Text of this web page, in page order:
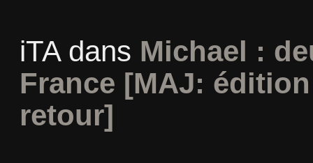
iTAdans Michael :
France [MAJ:
retour]